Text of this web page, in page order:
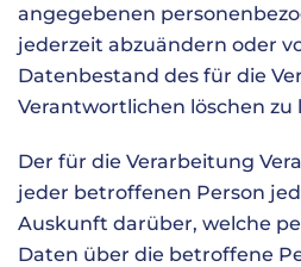
angegebenen
jederzeit abzuändern oder
Datenbestand des für die
Verantwortlichen löschen zu
Der für die Verarbeitung
jeder betroffenen Person
Auskunft darüber, welche
Daten über die betroffene